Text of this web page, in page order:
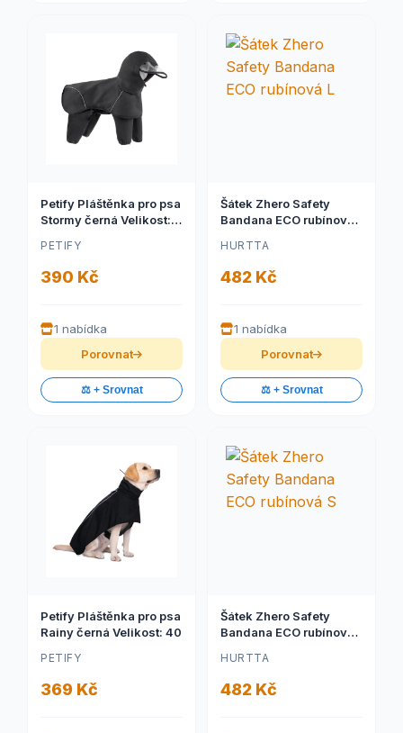
Petify Pláštěnka pro psa
Stormy černá Velikost:
PETIFY
390 Kč
1 nabídka
Porovnat
⚖️ + Srovnat
Šátek Zhero Safety
Bandana ECO rubínová
HURTTA
482 Kč
1 nabídka
Porovnat
⚖️ + Srovnat
Petify Pláštěnka pro psa
Rainy černá Velikost: 40
PETIFY
369 Kč
Šátek Zhero Safety
Bandana ECO rubínová
HURTTA
482 Kč